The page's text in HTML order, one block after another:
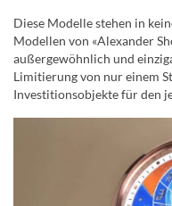
Diese Modelle stehen in
Modellen von «Alexander
außergewöhnlich und
Limitierung von nur einem
Investitionsobjekte für den